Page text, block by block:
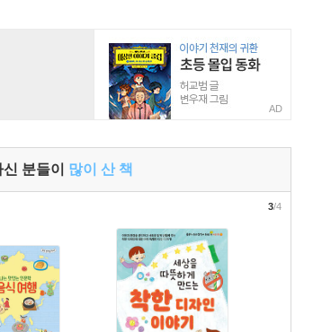
AD
분들이 많이 산 책
3/4